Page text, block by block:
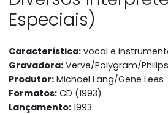
Especiais)
Característica: vocal e
Gravadora: Verve/Polygram/Philips
Produtor: Michael Lang/Gene Lees
Formatos: CD (1993)
Lançamento: 1993